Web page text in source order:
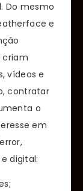
Do mesmo
e
criam
vídeos e
contratar
o
em
digital: